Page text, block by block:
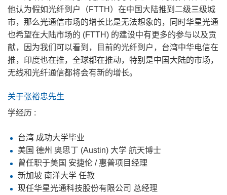
他认为假如光纤到户（FTTH）在中国大陆推到二级三级城
市，那么光通信市场的增长比是无法想象的，同时华星光通
也希望在大陆市场的 (FTTH) 的建设中有更多的参与以及贡
献，因为我们可以看到，目前的光纤到户，台湾中华电信在
推，印度也在推，全球都在推动，特别是中国大陆的市场，
无线和光纤通信都将会有新的增长。
关于张裕忠先生
学经历 :
台湾 成功大学毕业
美国 德州 奥思丁 (Austin) 大学 航天博士
曾任职于美国 安捷伦 / 惠普项目经理
新加坡 南洋大学 任教
现任华星光通科技股份有限公司 总经理